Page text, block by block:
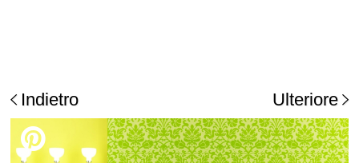
Indietro Ulteriore